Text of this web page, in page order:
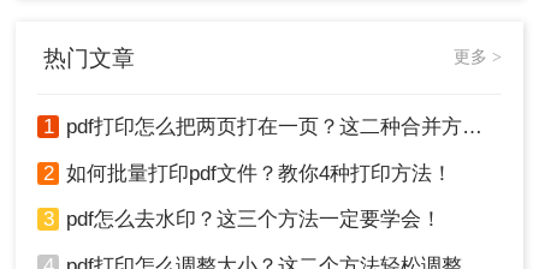
热门文章 更多 >
1 pdf打印怎么把两页打在一页？这二种合并方法了解一下！
2 如何批量打印pdf文件？教你4种打印方法！
3 pdf怎么去水印？这三个方法一定要学会！